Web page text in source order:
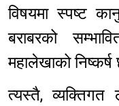
विषयमा स्पष्ट
बराबरको
महालेखाको
त्यस्तै, व्यक्तिगत